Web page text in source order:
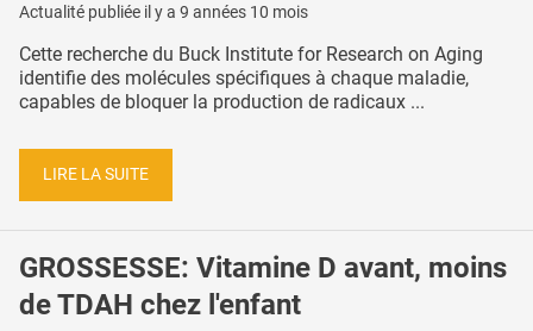
Actualité publiée il y a 9 années 10 mois
Cette recherche du Buck Institute for Research on Aging
identifie des molécules spécifiques à chaque maladie,
capables de bloquer la production de radicaux ...
LIRE LA SUITE
GROSSESSE: Vitamine D avant, moins
de TDAH chez l'enfant